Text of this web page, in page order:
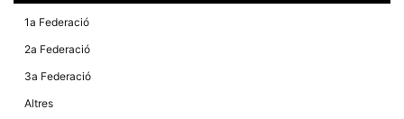
1a Federació
2a Federació
3a Federació
Altres
de manera